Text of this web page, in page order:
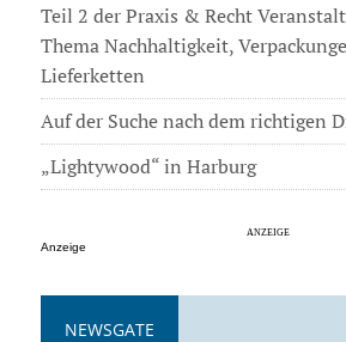
Teil 2 der Praxis & Recht
Thema Nachhaltigkeit,
Lieferketten
Auf der Suche nach dem richtigen
„Lightywood“ in Harburg
Anzeige
NEWSGATE